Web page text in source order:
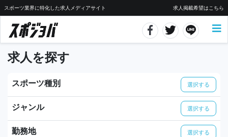
スポーツ業界に特化した求人メディアサイト 求人掲載希望はこちら
求人を探す
スポーツ種別 選択する
ジャンル 選択する
勤務地 選択する